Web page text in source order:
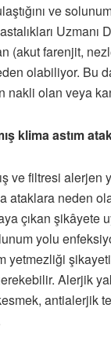
ve
(akut farenjit,
olabiliyor. Bu
nakli olan veya
klima astım
ve filtresi
ataklara neden
çıkan şikâyete
yolu
yetmezliği
Alerjik
antialerjik